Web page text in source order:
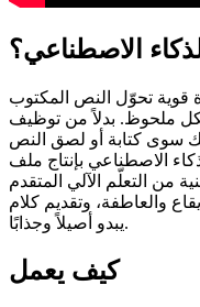
الاصطناعي؟
قوية تحوّل النص المكتوب
ملحوظ. بدلاً من توظيف
سوى كتابة أو لصق النص
الاصطناعي بإنتاج ملف
من التعلّم الآلي المتقدم
والعاطفة، وتقديم كلام
يبدو أصيلاً وجذابًا.
كيف يعمل